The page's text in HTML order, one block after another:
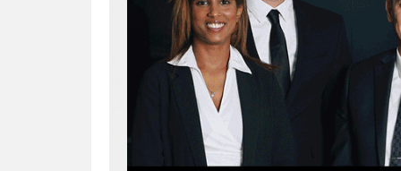
0507003001
ויקי שמואל – משרד עו"ד
משפט פלילי
0528959600